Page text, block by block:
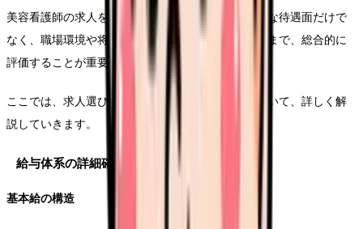
美容看護師の求人を選ぶ際には、給与などの基本的な待遇面だけで
なく、職場環境や将来的なキャリアアップの可能性まで、総合的に
評価することが重要です。
ここでは、求人選びで特に注目すべきポイントについて、詳しく解
説していきます。
給与体系の詳細確認
基本給の構造